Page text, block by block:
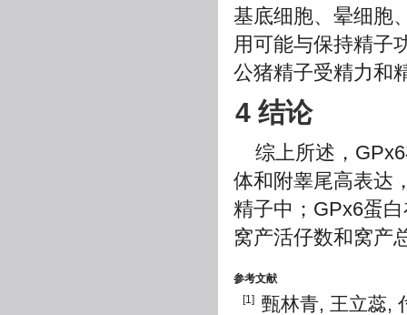
基底细胞、晕细胞
用可能与保持精子
公猪精子受精力和
4 结论
综上所述，
体和附睾尾高表达
精子中；GPx6蛋
窝产活仔数和窝产
参考文献
[1]
甄林青, 王立蕊,